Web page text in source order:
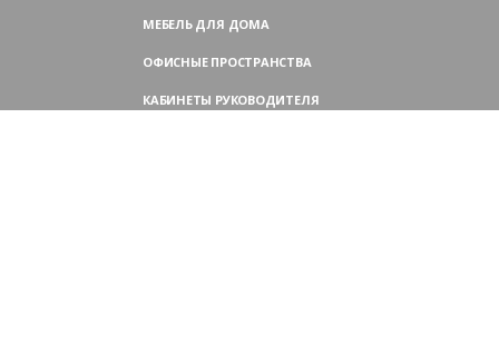
МЕБЕЛЬ ДЛЯ ДОМА
ОФИСНЫЕ ПРОСТРАНСТВА
КАБИНЕТЫ РУКОВОДИТЕЛЯ